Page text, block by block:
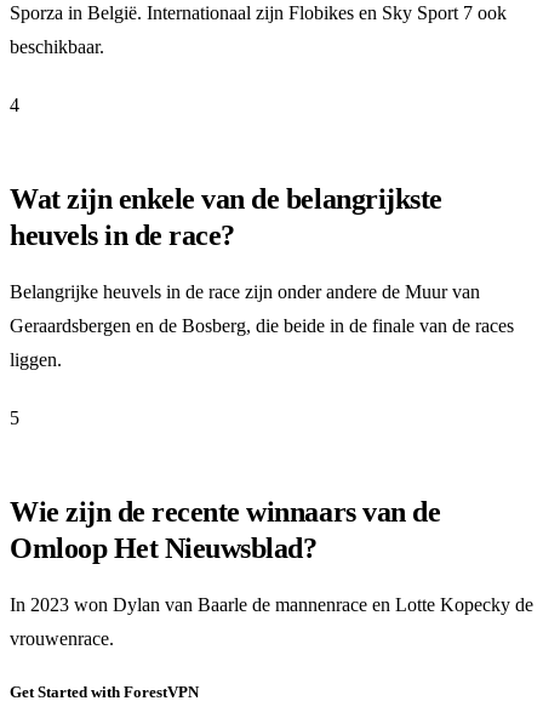
Sporza in België. Internationaal zijn Flobikes en Sky Sport 7 ook
beschikbaar.
4
Wat zijn enkele van de belangrijkste
heuvels in de race?
Belangrijke heuvels in de race zijn onder andere de Muur van
Geraardsbergen en de Bosberg, die beide in de finale van de races
liggen.
5
Wie zijn de recente winnaars van de
Omloop Het Nieuwsblad?
In 2023 won Dylan van Baarle de mannenrace en Lotte Kopecky de
vrouwenrace.
Get Started with ForestVPN